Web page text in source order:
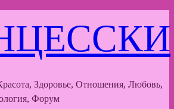
Здоровье, Отношения, Любовь,
Форум